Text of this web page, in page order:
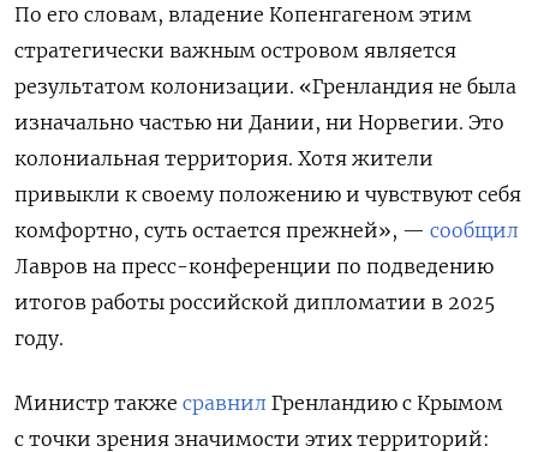
По его словам, владение Копенгагеном этим
стратегически важным островом является
результатом колонизации. «Гренландия не была
изначально частью ни Дании, ни Норвегии. Это
колониальная территория. Хотя жители
привыкли к своему положению и чувствуют себя
комфортно, суть остается прежней», — сообщил
Лавров на пресс-конференции по подведению
итогов работы российской дипломатии в 2025
году.
Министр также сравнил Гренландию с Крымом
с точки зрения значимости этих территорий: